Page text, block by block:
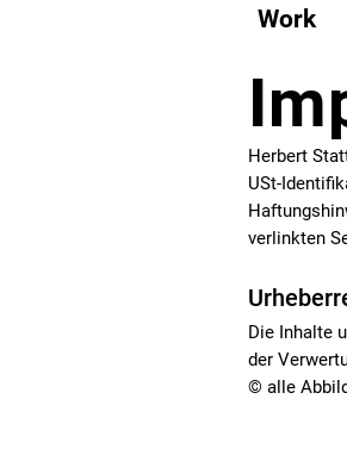
Work
Herbert
USt-
verlinkten
Die Inhalte
der
© alle